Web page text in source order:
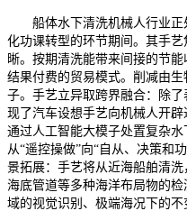
船体水下清洗机械人行业正
化功课转型的环节期间。其手
晰。按期清洗能带来间接的节
结果付费的贸易模式。削减由
子。手艺立异取跨界融合：除
现了汽车设想手艺向机械人开
通过人工智能大模子处置复杂水
从“遥控操做”向“自从、决策和
景拓展：手艺将从近海船舶清洗
海底管道等多种海洋布局物的
域的视觉识别、极端海况下的